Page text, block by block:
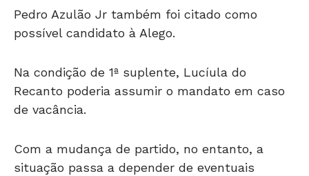
Pedro Azulão Jr também foi citado como
possível candidato à Alego.
Na condição de 1ª suplente, Lucíula do
Recanto poderia assumir o mandato em caso
de vacância.
Com a mudança de partido, no entanto, a
situação passa a depender de eventuais